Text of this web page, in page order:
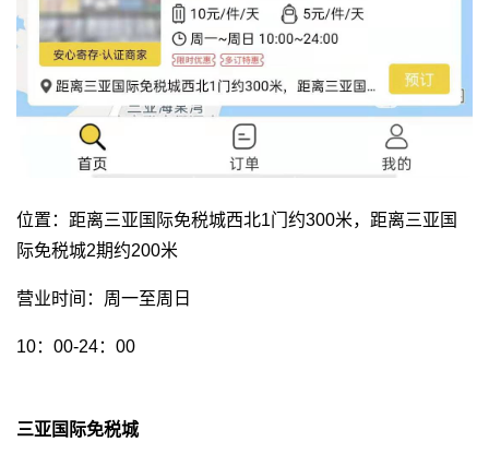
位置：距离三亚国际免税城西北1门约300米，距离三亚国
际免税城2期约200米
营业时间：周一至周日
10：00-24：00
三亚国际免税城